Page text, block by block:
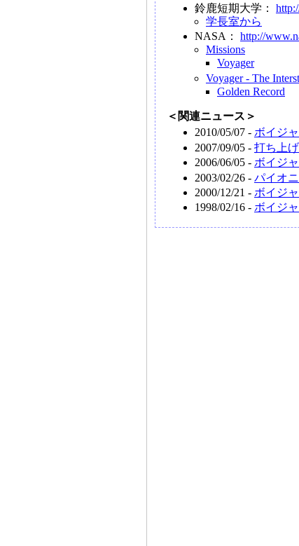
鈴鹿短期大学：
学長室から
NASA： http://
Missions
Voyager
Voyager - The
Golden Record
＜関連ニュース＞
2010/05/07 - ボイジ
2007/09/05 - 打ち上
2006/06/05 - ボイジ
2003/02/26 - パイオ
2000/12/21 - ボイジ
1998/02/16 - ボイジ